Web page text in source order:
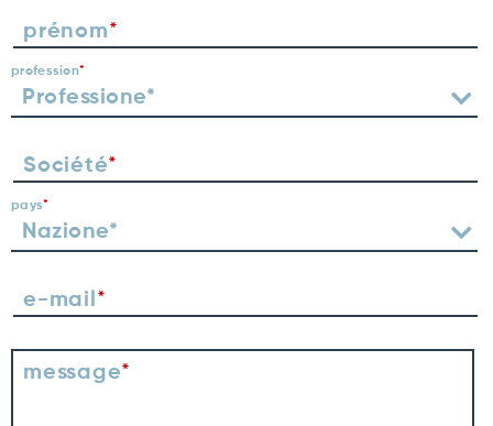
prénom
profession
Société
pays
e-mail
message